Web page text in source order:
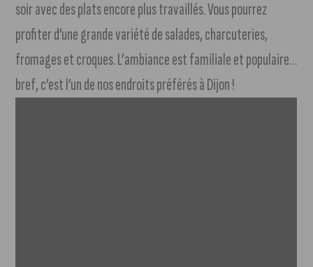
soir avec des plats encore plus travaillés. Vous pourrez
profiter d’une grande variété de salades, charcuteries,
fromages et croques. L’ambiance est familiale et populaire…
bref, c’est l’un de nos endroits préférés à Dijon !